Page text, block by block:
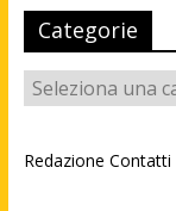
Categorie
Categorie
Redazione Contatti